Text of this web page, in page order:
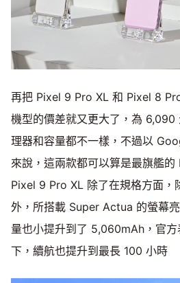
再把 Pixel 9 Pro XL 和 Pixel 8
機型的價差就又更大了，為 6,090
理器和容量都不一樣，不過以
來說，這兩款都可以算是最旗艦
Pixel 9 Pro XL 除了在規格方面，
外，所搭載 Super Actua 的螢幕
量也小提升到了 5,060mAh，官
下，續航也提升到最長 100 小時